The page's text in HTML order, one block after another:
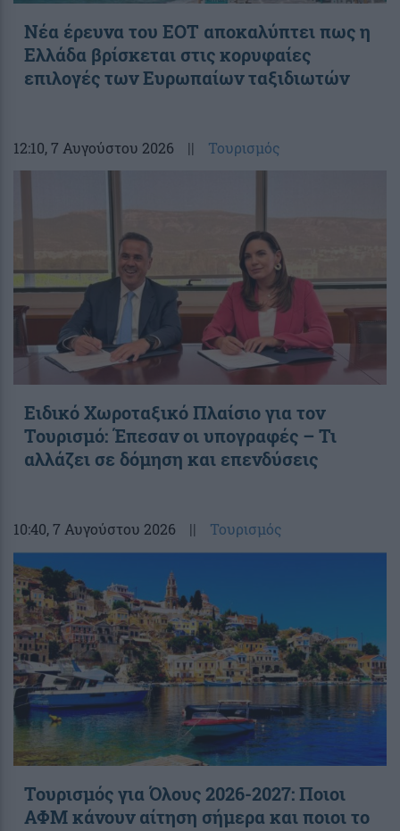
Νέα έρευνα του ΕΟΤ αποκαλύπτει πως η
Ελλάδα βρίσκεται στις κορυφαίες
επιλογές των Ευρωπαίων ταξιδιωτών
12:10, 7 Αυγούστου 2026 || Τουρισμός
Ειδικό Χωροταξικό Πλαίσιο για τον
Τουρισμό: Έπεσαν οι υπογραφές – Τι
αλλάζει σε δόμηση και επενδύσεις
10:40, 7 Αυγούστου 2026 || Τουρισμός
Τουρισμός για Όλους 2026-2027: Ποιοι
ΑΦΜ κάνουν αίτηση σήμερα και ποιοι το